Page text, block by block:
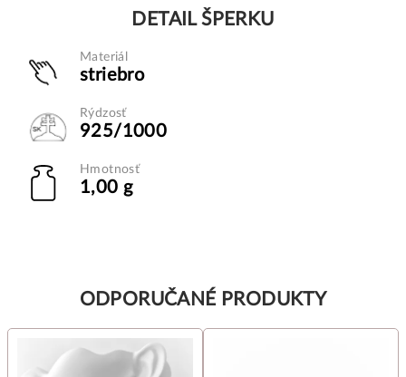
DETAIL ŠPERKU
Materiál
striebro
Rýdzosť
925/1000
Hmotnosť
1,00 g
ODPORUČANÉ PRODUKTY